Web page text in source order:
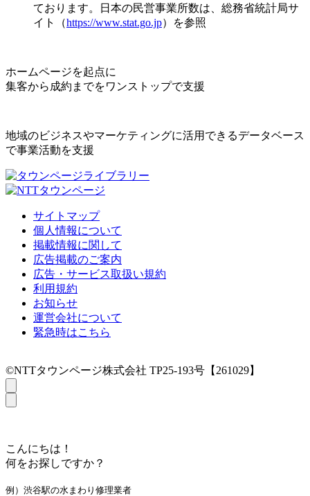
ております。日本の民営事業所数は、総務省統計局サ
イト（https://www.stat.go.jp）を参照
ホームページを起点に
集客から成約までをワンストップで支援
地域のビジネスやマーケティングに活用できるデータベース
で事業活動を支援
サイトマップ
個人情報について
掲載情報に関して
広告掲載のご案内
広告・サービス取扱い規約
利用規約
お知らせ
運営会社について
緊急時はこちら
©NTTタウンページ株式会社 TP25-193号【261029】
こんにちは！
何をお探しですか？
例）渋谷駅の水まわり修理業者